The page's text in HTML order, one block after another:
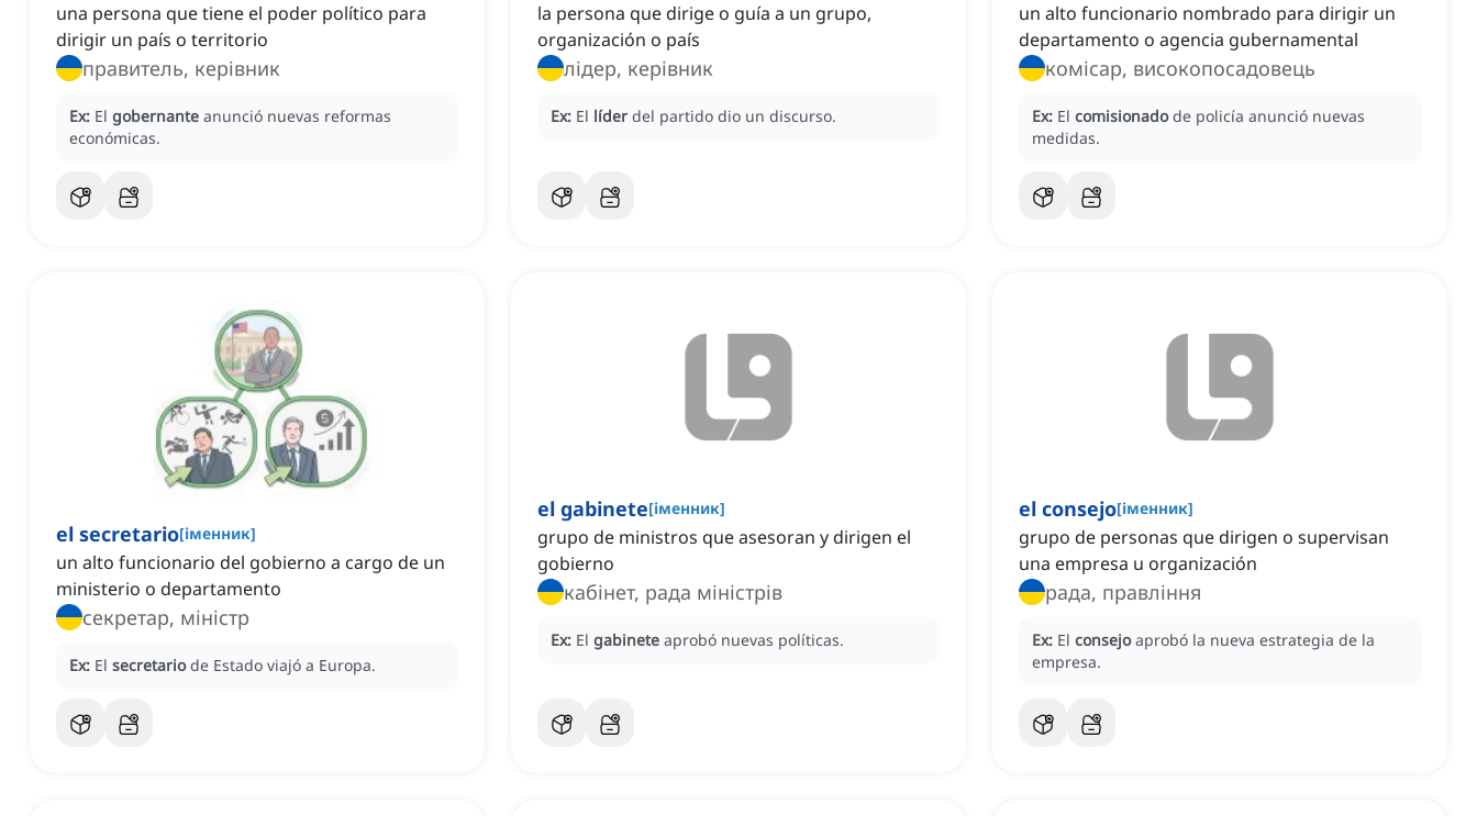
una persona que tiene el poder político para
dirigir un país o territorio
правитель, керівник
Ex: El gobernante anunció nuevas reformas
económicas.
la persona que dirige o guía a un grupo,
organización o país
лідер, керівник
Ex: El líder del partido dio un discurso.
un alto funcionario nombrado para dirigir un
departamento o agencia gubernamental
комісар, високопосадовець
Ex: El comisionado de policía anunció nuevas
medidas.
el secretario[іменник]
un alto funcionario del gobierno a cargo de un
ministerio o departamento
секретар, міністр
Ex: El secretario de Estado viajó a Europa.
el gabinete[іменник]
grupo de ministros que asesoran y dirigen el
gobierno
кабінет, рада міністрів
Ex: El gabinete aprobó nuevas políticas.
el consejo[іменник]
grupo de personas que dirigen o supervisan
una empresa u organización
рада, правління
Ex: El consejo aprobó la nueva estrategia de la
empresa.